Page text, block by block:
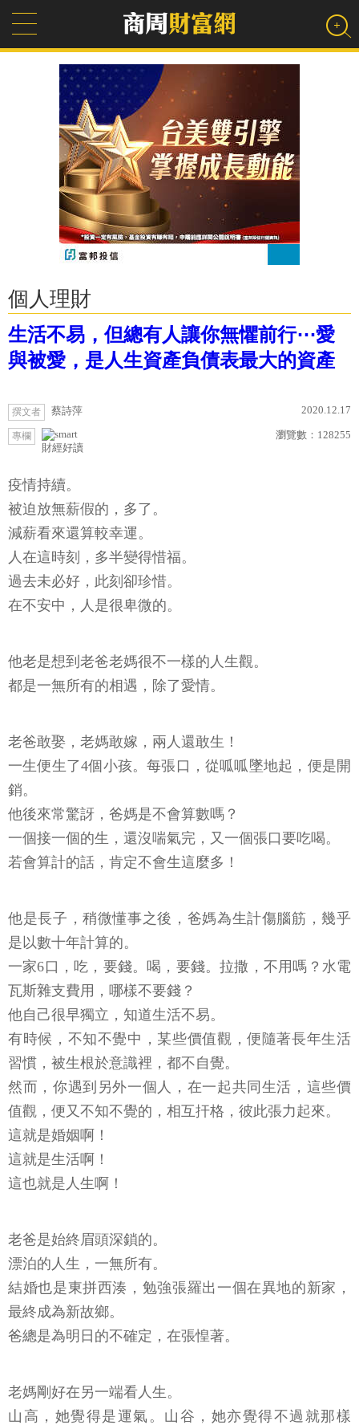
個人理財
生活不易，但總有人讓你無懼前行⋯愛
與被愛，是人生資產負債表最大的資產
撰文者 蔡詩萍 2020.12.17
專欄
財經好讀
瀏覽數： 128255
疫情持續。
被迫放無薪假的，多了。
減薪看來還算較幸運。
人在這時刻，多半變得惜福。
過去未必好，此刻卻珍惜。
在不安中，人是很卑微的。
他老是想到老爸老媽很不一樣的人生觀。
都是一無所有的相遇，除了愛情。
老爸敢娶，老媽敢嫁，兩人還敢生！
一生便生了4個小孩。每張口，從呱呱墜地起，便是開
銷。
他後來常驚訝，爸媽是不會算數嗎？
一個接一個的生，還沒喘氣完，又一個張口要吃喝。
若會算計的話，肯定不會生這麼多！
他是長子，稍微懂事之後，爸媽為生計傷腦筋，幾乎
是以數十年計算的。
一家6口，吃，要錢。喝，要錢。拉撒，不用嗎？水電
瓦斯雜支費用，哪樣不要錢？
他自己很早獨立，知道生活不易。
有時候，不知不覺中，某些價值觀，便隨著長年生活
習慣，被生根於意識裡，都不自覺。
然而，你遇到另外一個人，在一起共同生活，這些價
值觀，便又不知不覺的，相互扞格，彼此張力起來。
這就是婚姻啊！
這就是生活啊！
這也就是人生啊！
老爸是始終眉頭深鎖的。
漂泊的人生，一無所有。
結婚也是東拼西湊，勉強張羅出一個在異地的新家，
最終成為新故鄉。
爸總是為明日的不確定，在張惶著。
老媽剛好在另一端看人生。
山高，她覺得是運氣。山谷，她亦覺得不過就那樣